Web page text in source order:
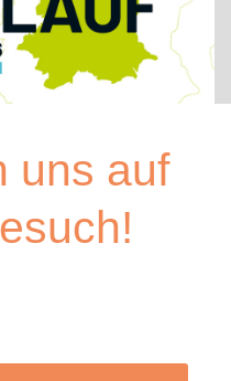
uns auf